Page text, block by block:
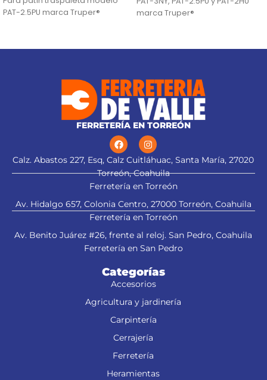
PAT-2.5PU marca Truper®
marca Truper®
FERRETERÍA EN TORREÓN
Calz. Abastos 227, Esq, Calz Cuitláhuac, Santa María, 27020
Torreón, Coahuila
Ferretería en Torreón
Av. Hidalgo 657, Colonia Centro, 27000 Torreón, Coahuila
Ferretería en Torreón
Av. Benito Juárez #26, frente al reloj. San Pedro, Coahuila
Ferretería en San Pedro
Categorías
Accesorios
Agricultura y jardinería
Carpintería
Cerrajería
Ferretería
Heramientas